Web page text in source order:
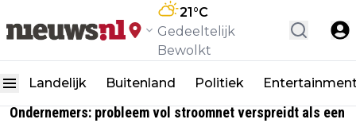
21°C
Gedeeltelijk
Bewolkt
Landelijk Buitenland Politiek
Ondernemers: probleem vol stroomnet verspreidt als een